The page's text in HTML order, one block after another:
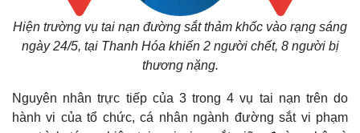
Hiện trường vụ tai nạn đường sắt thảm khốc vào rạng sáng
ngày 24/5, tại Thanh Hóa khiến 2 người chết, 8 người bị
thương nặng.
Nguyên nhân trực tiếp của 3 trong 4 vụ tai nạn trên do
hành vi của tổ chức, cá nhân ngành đường sắt vi phạm